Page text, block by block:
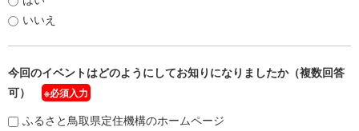
いいえ
今回のイベントはどのようにしてお知りになりましたか（複数回答
可）
※必須入力
ふるさと鳥取県定住機構のホームページ